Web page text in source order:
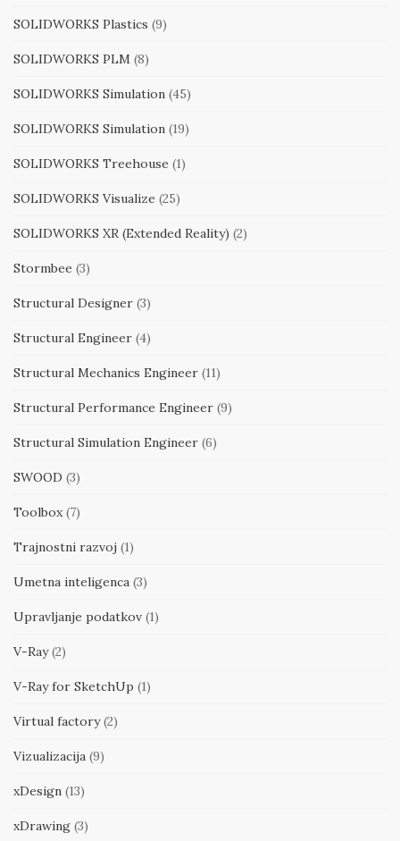
SOLIDWORKS Plastics (9)
SOLIDWORKS PLM (8)
SOLIDWORKS Simulation (45)
SOLIDWORKS Simulation (19)
SOLIDWORKS Treehouse (1)
SOLIDWORKS Visualize (25)
SOLIDWORKS XR (Extended Reality) (2)
Stormbee (3)
Structural Designer (3)
Structural Engineer (4)
Structural Mechanics Engineer (11)
Structural Performance Engineer (9)
Structural Simulation Engineer (6)
SWOOD (3)
Toolbox(7)
Trajnostni razvoj (1)
Umetna inteligenca (3)
Upravljanje podatkov (1)
V-Ray(2)
V-Ray for SketchUp (1)
Virtual factory(2)
Vizualizacija (9)
xDesign (13)
xDrawing (3)